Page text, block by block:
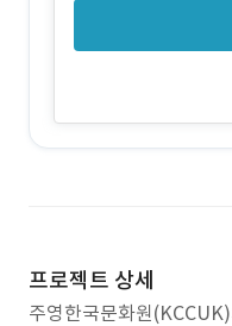
프로젝트 상세
주영한국문화원